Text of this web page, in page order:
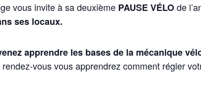
vous invite à sa deuxième PAUSE VÉLOde
ses locaux.
apprendre les bases de la mécanique
vous vous apprendrez comment régler